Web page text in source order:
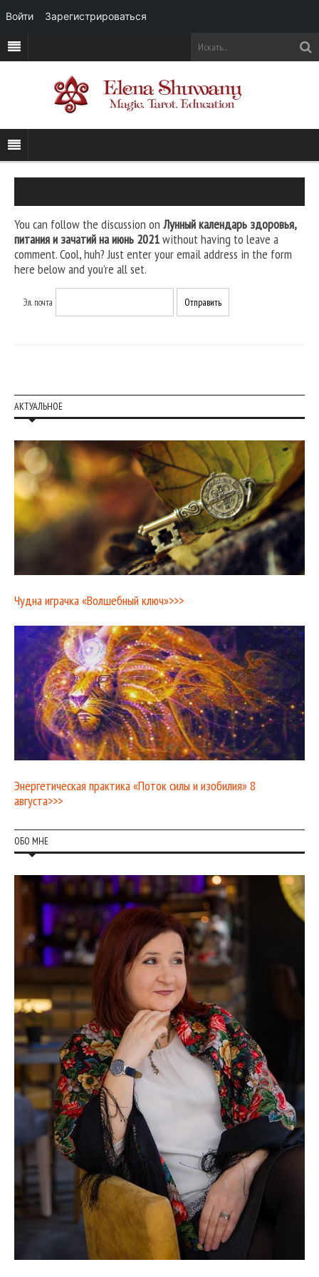
You can follow the discussion on Лунный календарь здоровья,
питания и зачатий на июнь 2021without having to leave a
comment. Cool, huh? Just enter your email address in the form
here below and you’re all set.
Эл. почта
АКТУАЛЬНОЕ
Чудна играчка «Волшебный ключ»>>>
Энергетическая практика «Поток силы и изобилия» 8
августа>>>
ОБО МНЕ
Войти Зарегистрироваться